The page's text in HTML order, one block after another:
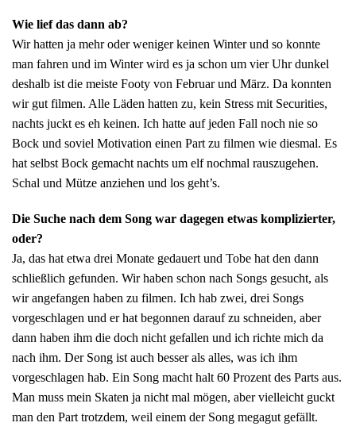
Wie lief das dann ab?
Wir hatten ja mehr oder weniger keinen Winter und so konnte
man fahren und im Winter wird es ja schon um vier Uhr dunkel
deshalb ist die meiste Footy von Februar und März. Da konnten
wir gut filmen. Alle Läden hatten zu, kein Stress mit Securities,
nachts juckt es eh keinen. Ich hatte auf jeden Fall noch nie so
Bock und soviel Motivation einen Part zu filmen wie diesmal. Es
hat selbst Bock gemacht nachts um elf nochmal rauszugehen.
Schal und Mütze anziehen und los geht’s.
Die Suche nach dem Song war dagegen etwas komplizierter,
oder?
Ja, das hat etwa drei Monate gedauert und Tobe hat den dann
schließlich gefunden. Wir haben schon nach Songs gesucht, als
wir angefangen haben zu filmen. Ich hab zwei, drei Songs
vorgeschlagen und er hat begonnen darauf zu schneiden, aber
dann haben ihm die doch nicht gefallen und ich richte mich da
nach ihm. Der Song ist auch besser als alles, was ich ihm
vorgeschlagen hab. Ein Song macht halt 60 Prozent des Parts aus.
Man muss mein Skaten ja nicht mal mögen, aber vielleicht guckt
man den Part trotzdem, weil einem der Song megagut gefällt.